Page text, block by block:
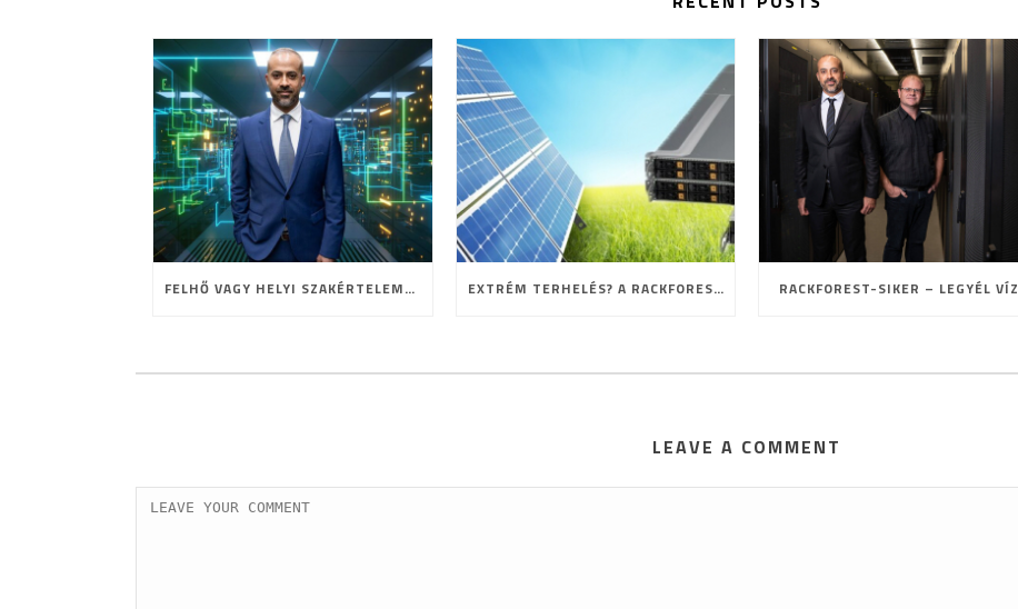
FELHŐ VAGY HELYI SZAKÉRTELEM? A HOSTING JELENE ÉS JÖVŐJE EXTRÉM TERHELÉS? A RACKFOREST ISMÉT BIZONYÍTOTT! RACKFOREST-SIKER – LEGYÉL VÍZ
LEAVE A COMMENT